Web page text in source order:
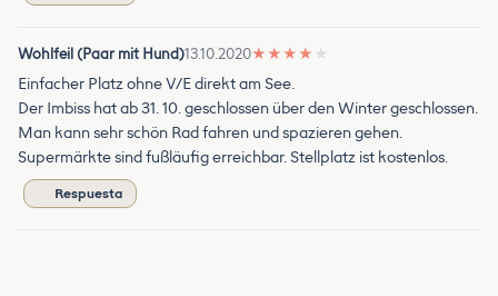
Wohlfeil (Paar mit Hund)13.10.2020★ ★ ★ ★ ★
Einfacher Platz ohne V/E direkt am See.
Der Imbiss hat ab 31. 10. geschlossen über den Winter geschlossen.
Man kann sehr schön Rad fahren und spazieren gehen.
Supermärkte sind fußläufig erreichbar. Stellplatz ist kostenlos.
Respuesta